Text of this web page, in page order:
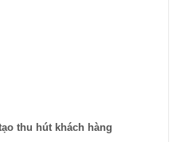
thu hút khách hàng